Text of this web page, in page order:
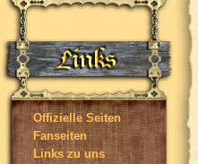
Offizielle Seiten
Fanseiten
Links zu uns